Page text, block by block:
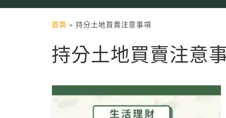
首頁 » 持分土地買賣注意事項
持分土地買賣注意